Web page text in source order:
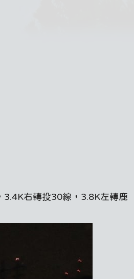
3.4K右轉投30線，3.8K左轉鹿